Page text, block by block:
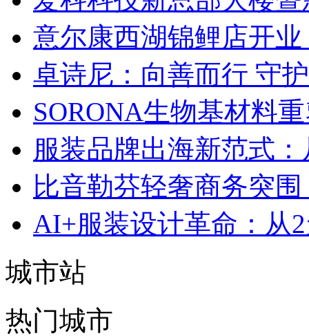
意尔康西湖锦鲤店开
卓诗尼：向善而行 守
SORONA生物基材料
服装品牌出海新范式
比音勒芬轻奢商务突
AI+服装设计革命：从
城市站
热门城市